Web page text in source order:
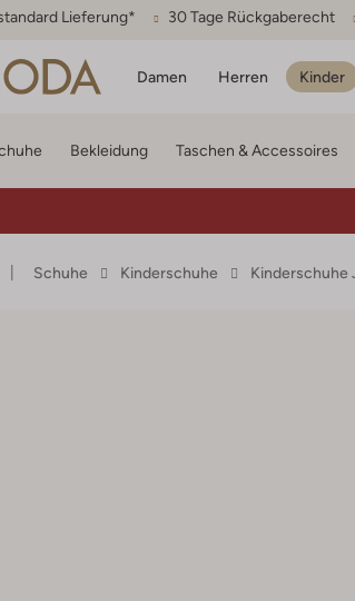
Lieferung* 30 Tage Rückgaberecht
Damen Herren Kinder
Bekleidung Taschen & Accessoires
Schuhe Kinderschuhe Kinderschuhe